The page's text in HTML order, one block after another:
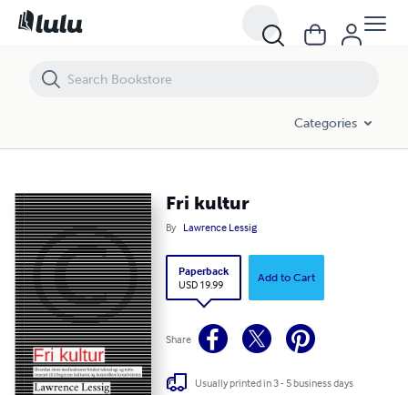
Categories
Fri kultur
By Lawrence Lessig
Paperback
USD 19.99
Add to Cart
Share
Usually printed in 3 - 5 business days
Fri kultur